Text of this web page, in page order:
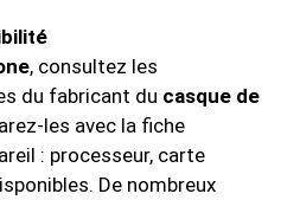
, consultez les
du fabricant du casque de
les avec la fiche
: processeur, carte
De nombreux